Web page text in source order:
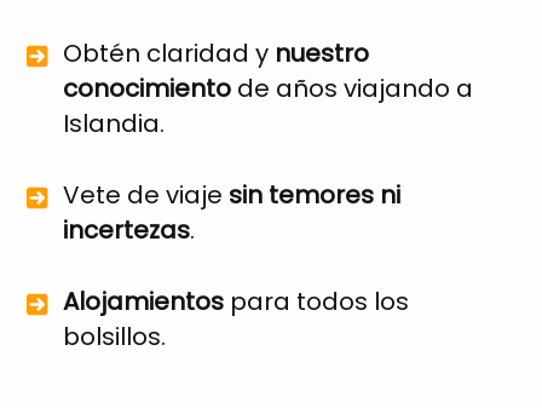
Obtén claridad y nuestro
conocimiento de años viajando a
Islandia.
Vete de viaje sin temores ni
incertezas.
Alojamientos para todos los
bolsillos.